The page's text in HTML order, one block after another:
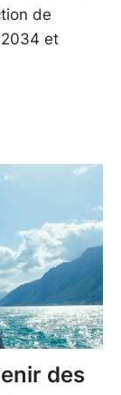
de
2034 et
des